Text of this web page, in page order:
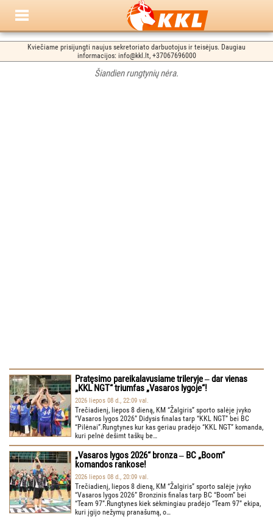
Kviečiame prisijungti naujus sekretoriato darbuotojus ir teisėjus. Daugiau
informacijos: info@kkl.lt, +37067696000
Šiandien rungtynių nėra.
Pratęsimo pareikalavusiame trileryje ‒ dar vienas
„KKL NGT“ triumfas „Vasaros lygoje“!
2026 liepos 08 d., 22:09 val.
Trečiadienį, liepos 8 dieną, KM “Žalgiris” sporto salėje įvyko
“Vasaros lygos 2026” Didysis finalas tarp “KKL NGT” bei BC
“Pilėnai”.Rungtynes kur kas geriau pradėjo “KKL NGT” komanda,
kuri pelnė dešimt taškų be…
„Vasaros lygos 2026“ bronza ‒ BC „Boom“
komandos rankose!
2026 liepos 08 d., 20:09 val.
Trečiadienį, liepos 8 dieną, KM “Žalgiris” sporto salėje įvyko
“Vasaros lygos 2026” Bronzinis finalas tarp BC “Boom” bei
“Team 97”.Rungtynes kiek sėkmingiau pradėjo “Team 97” ekipa,
kuri įgijo nežymų pranašumą, o…